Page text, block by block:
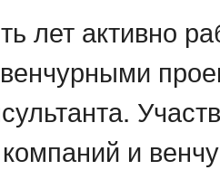
лет активно
и